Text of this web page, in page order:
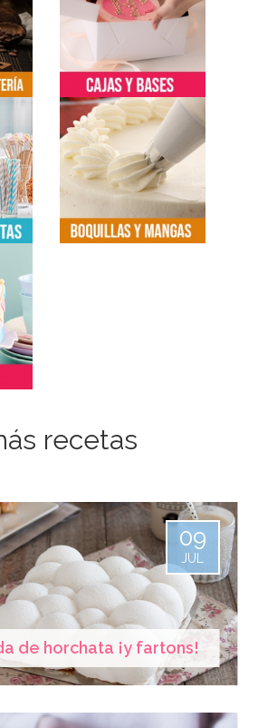
recetas
de horchata ¡y fartons!
09
JUL